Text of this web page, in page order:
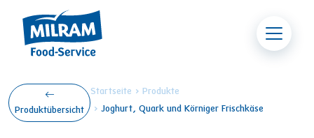
Direkt zum Inhalt
Produktübersicht
Pfadnavigation
Startseite
Produkte
Joghurt, Quark und Körniger Frischkäse